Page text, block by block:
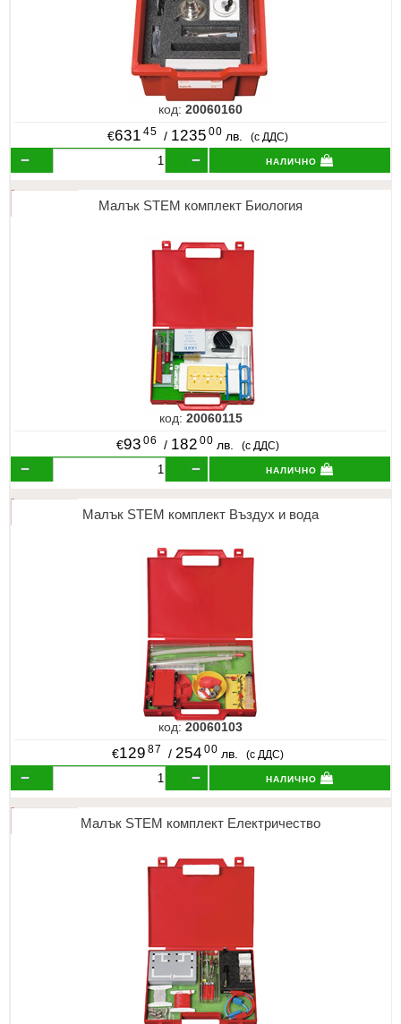
код: 20060160
€631 45 / 1235 00 лв. (с ДДС)
налично
Малък STEM комплект Биология
код: 20060115
€93 06 / 182 00 лв. (с ДДС)
налично
Малък STEM комплект Въздух и вода
код: 20060103
€129 87 / 254 00 лв. (с ДДС)
налично
Малък STEM комплект Електричество